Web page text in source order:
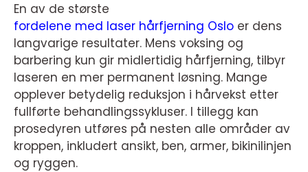
En av de største
fordelene med laser hårfjerning Oslo er dens
langvarige resultater. Mens voksing og
barbering kun gir midlertidig hårfjerning, tilbyr
laseren en mer permanent løsning. Mange
opplever betydelig reduksjon i hårvekst etter
fullførte behandlingssykluser. I tillegg kan
prosedyren utføres på nesten alle områder av
kroppen, inkludert ansikt, ben, armer, bikinilinjen
og ryggen.